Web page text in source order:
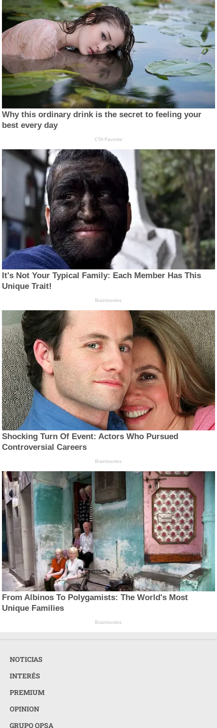
Why this ordinary drink is the secret to feeling your
best every day
CTA Favorite
It's Not Your Typical Family: Each Member Has This
Unique Trait!
Brainberries
Shocking Turn Of Event: Actors Who Pursued
Controversial Careers
Brainberries
From Albinos To Polygamists: The World's Most
Unique Families
Brainberries
NOTICIAS
INTERÉS
PREMIUM
OPINION
GRUPO OPSA